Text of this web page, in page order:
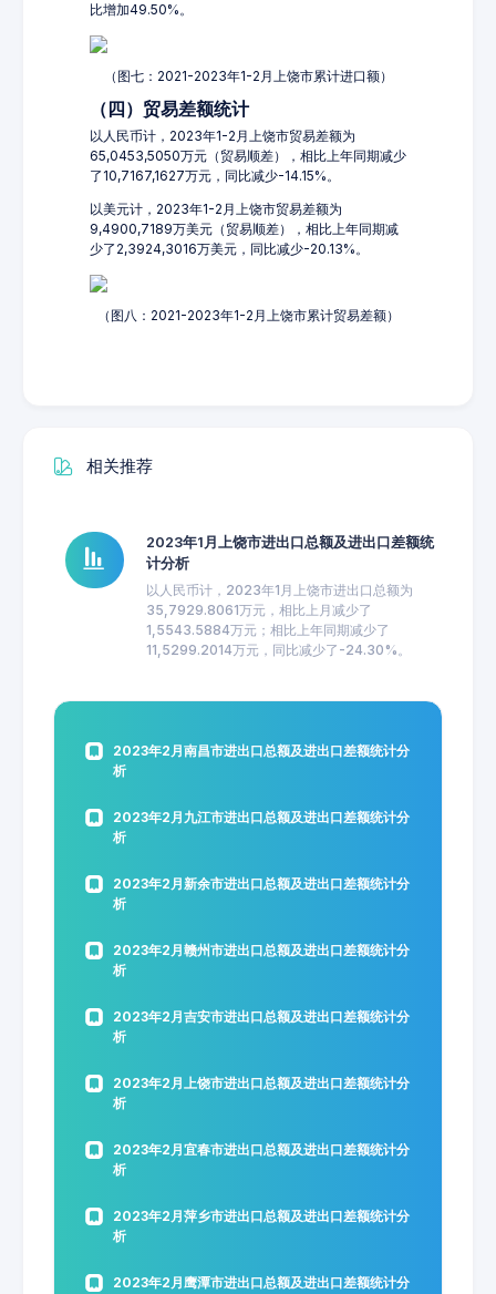
比增加49.50%。
（图七：2021-2023年1-2月上饶市累计进口额）
（四）贸易差额统计
以人民币计，2023年1-2月上饶市贸易差额为
65,0453,5050万元（贸易顺差），相比上年同期减少
了10,7167,1627万元，同比减少-14.15%。
以美元计，2023年1-2月上饶市贸易差额为
9,4900,7189万美元（贸易顺差），相比上年同期减
少了2,3924,3016万美元，同比减少-20.13%。
（图八：2021-2023年1-2月上饶市累计贸易差额）
相关推荐
2023年1月上饶市进出口总额及进出口差额统
计分析
以人民币计，2023年1月上饶市进出口总额为
35,7929.8061万元，相比上月减少了
1,5543.5884万元；相比上年同期减少了
11,5299.2014万元，同比减少了-24.30%。
2023年2月南昌市进出口总额及进出口差额统计分
析
2023年2月九江市进出口总额及进出口差额统计分
析
2023年2月新余市进出口总额及进出口差额统计分
析
2023年2月赣州市进出口总额及进出口差额统计分
析
2023年2月吉安市进出口总额及进出口差额统计分
析
2023年2月上饶市进出口总额及进出口差额统计分
析
2023年2月宜春市进出口总额及进出口差额统计分
析
2023年2月萍乡市进出口总额及进出口差额统计分
析
2023年2月鹰潭市进出口总额及进出口差额统计分